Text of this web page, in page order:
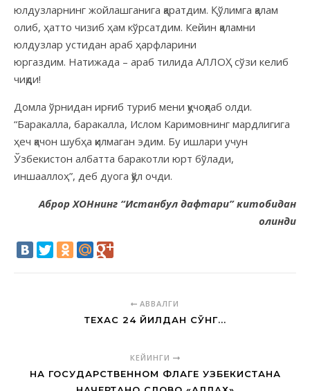
юлдузларнинг жойлашганига қаратдим. Қўлимга қалам
олиб, ҳатто чизиб ҳам кўрсатдим. Кейин қаламни
юлдузлар устидан араб ҳарфларини
юргаздим. Натижада – араб тилида АЛЛОҲ сўзи келиб
чиқди!
Домла ўрнидан ирғиб туриб мени қучоқлаб олди.
“Баракалла, баракалла, Ислом Каримовнинг мардлигига
ҳеч қачон шубҳа қилмаган эдим. Бу ишлари учун
Ўзбекистон албатта баракотли юрт бўлади,
иншааллоҳ”, деб дуога қўл очди.
Аброр ХОНнинг “Истанбул дафтари” китобидан
олинди
АВВАЛГИ
ТЕХАС 24 ЙИЛДАН СЎНГ...
КЕЙИНГИ
НА ГОСУДАРСТВЕННОМ ФЛАГЕ УЗБЕКИСТАНА